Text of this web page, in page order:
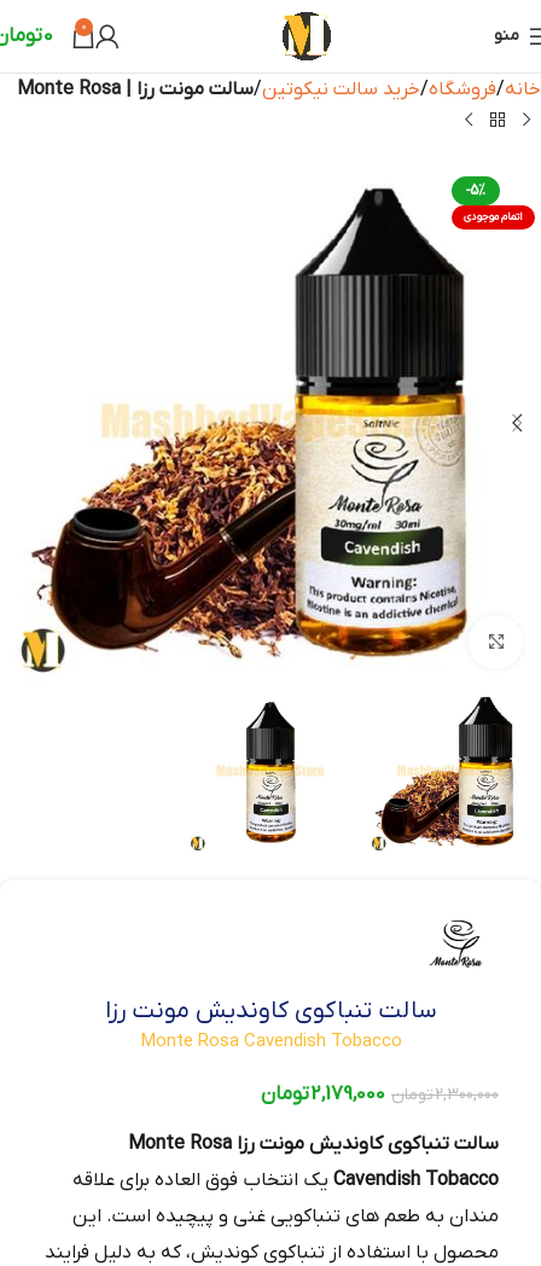
منو 0
0
خانه فروشگاه خرید سالت نیکوتین سالت مونت رزا | Monte Rosa
-5%
اتمام موجودی
بزرگنمایی تصویر
سالت تنباکوی کاوندیش مونت رزا
Monte Rosa Cavendish Tobacco
2,300,000تومان 2,179,000تومان
سالت تنباکوی کاوندیش مونت رزا Monte Rosa
Cavendish Tobacco یک انتخاب فوق‌ العاده برای علاقه‌
مندان به طعم‌ های تنباکویی غنی و پیچیده است. این
محصول با استفاده از تنباکوی کوندیش، که به دلیل فرایند